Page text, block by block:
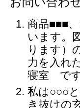
商品■■■
います。
ります）
力を入れ
寝室 です
私は○○○
き抜けの